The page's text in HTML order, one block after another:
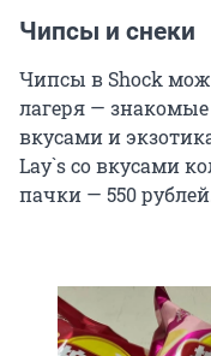
Чипсы и снеки
Чипсы в Shock
лагеря —
вкусами и
Lay`s со вкусами
пачки — 550